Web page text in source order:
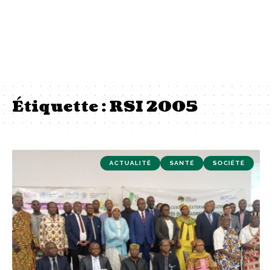
Étiquette :RSI 2005
ACTUALITÉ SANTÉ SOCIÉTÉ